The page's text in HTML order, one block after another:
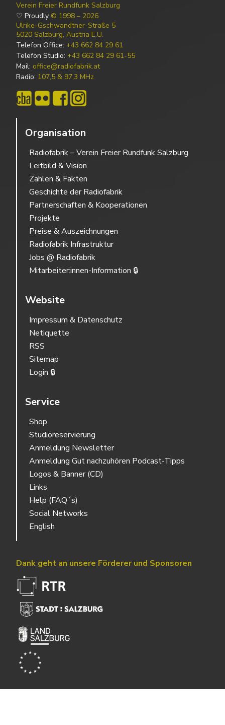
Verein Freier Rundfunk Salzburg
♡ Proudly © 1998 – 2026
Ulrike-Gschwandtner-Straße 5
5020 Salzburg, Austria E.U.
Telefon Office: +43 662 84 29 61
Telefon Studio: +43 662 84 29 61-55
Mail: office@radiofabrik.at
Radio: 107,5 & 97,3 MHz
Organisation
Radiofabrik – Verein Freier Rundfunk Salzburg
Leitbild & Vision
Zahlen & Fakten
Geschichte der Radiofabrik
Partnerschaften & Kooperationen
Projekte
Preise & Auszeichnungen
Radiofabrik Infrastruktur
Jobs @ Radiofabrik
Mitarbeiter:innen-Information 🔒
Website
Impressum & Datenschutz
Netiquette
RSS
Sitemap
Login 🔒
Service
Shop
Studioreservierung
Anmeldung Newsletter
Anmeldung Gut nachzuhören Podcast-Tipps
Logos & Banner (CD)
Links
Help (FAQ´s)
Social Networks
English
Dank geht an unsere Förderer und Sponsoren